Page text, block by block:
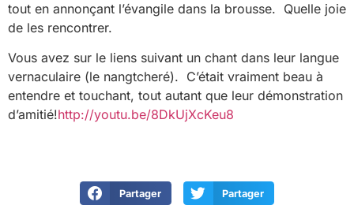
tout en annonçant l’évangile dans la brousse. Quelle joie
de les rencontrer.
Vous avez sur le liens suivant un chant dans leur langue
vernaculaire (le nangtcheré). C’était vraiment beau à
entendre et touchant, tout autant que leur démonstration
d’amitié!http://youtu.be/8DkUjXcKeu8
Partager Partager